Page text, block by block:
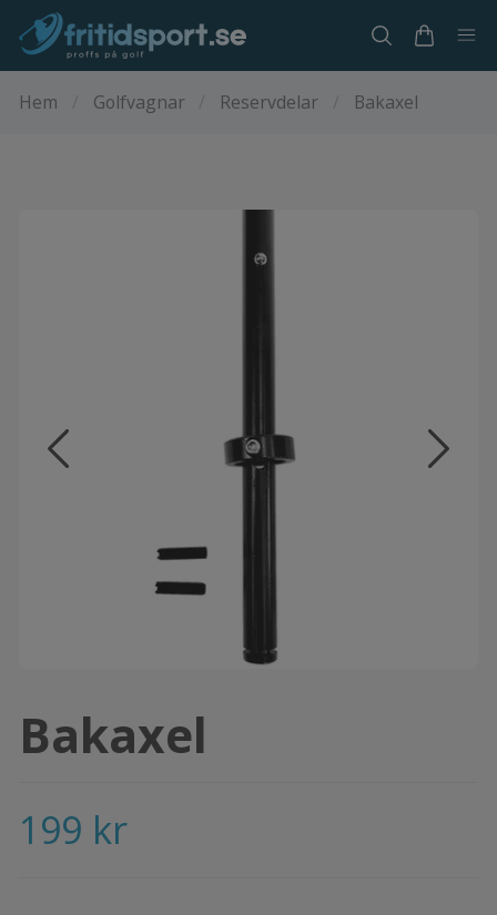
Hem Golfvagnar Reservdelar Bakaxel
Bakaxel
199 kr